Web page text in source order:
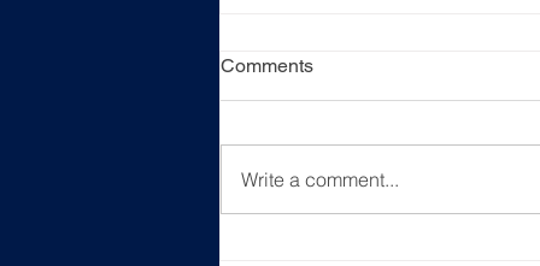
Comments
Write a comment...